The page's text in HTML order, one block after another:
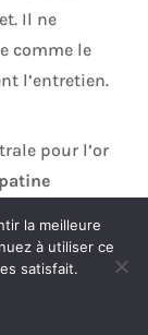
Il ne
comme le
l’entretien.
pour l’or
patine
s’enrichir
lié à
irréversible
la meilleure
à utiliser ce
satisfait.